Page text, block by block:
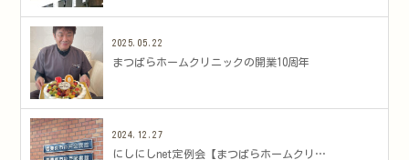
2025.05.22
まつばらホームクリニックの開業10周年
2024.12.27
にしにしnet定例会【まつばらホームクリ…